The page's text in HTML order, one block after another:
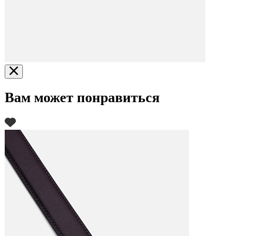
Вам может понравиться